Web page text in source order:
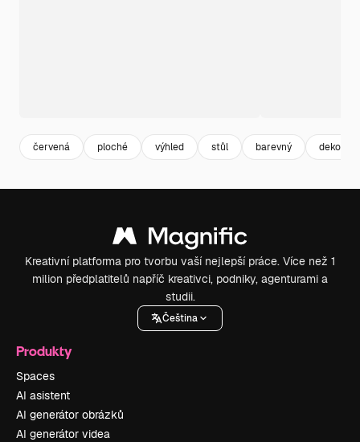
červená ploché výhled stůl barevný
Kreativní platforma pro tvorbu vaší nejlepší práce. Více než 1
milion předplatitelů napříč kreativci, podniky, agenturami a
studii.
Čeština
Produkty
Spaces
AI asistent
AI generátor obrázků
AI generátor videa